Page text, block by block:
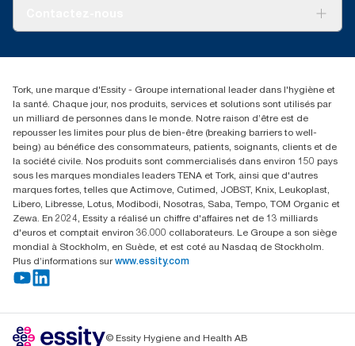
(866) 722-8675
Tork, une marque d'Essity - Groupe international leader dans l'hygiène et
la santé. Chaque jour, nos produits, services et solutions sont utilisés par
un milliard de personnes dans le monde. Notre raison d’être est de
repousser les limites pour plus de bien-être (breaking barriers to well-
being) au bénéfice des consommateurs, patients, soignants, clients et de
la société civile. Nos produits sont commercialisés dans environ 150 pays
sous les marques mondiales leaders TENA et Tork, ainsi que d'autres
marques fortes, telles que Actimove, Cutimed, JOBST, Knix, Leukoplast,
Libero, Libresse, Lotus, Modibodi, Nosotras, Saba, Tempo, TOM Organic et
Zewa. En 2024, Essity a réalisé un chiffre d'affaires net de 13 milliards
d'euros et comptait environ 36.000 collaborateurs. Le Groupe a son siège
mondial à Stockholm, en Suède, et est coté au Nasdaq de Stockholm.
Plus d’informations sur www.essity.com
© Essity Hygiene and Health AB